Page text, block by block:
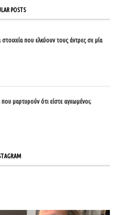
POSTS
στοιχεία που ελκύουν τους άντρες σε μία
μαρτυρούν ότι είστε αγχωμένοι;